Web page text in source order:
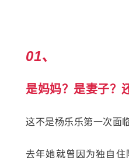
01、
是妈妈？是妻子？
这不是杨乐乐第一次面
去年她就曾因为独自